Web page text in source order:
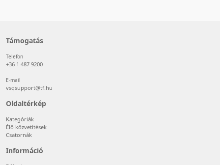
Támogatás
Telefon
+36 1 487 9200
E-mail
vsqsupport@tf.hu
Oldaltérkép
Kategóriák
Élő közvetítések
Csatornák
Információ